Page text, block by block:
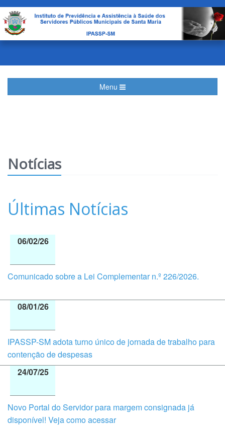
Menu
Notícias
Últimas Notícias
06/02/26
Comunicado sobre a Lei Complementar n.º 226/2026.
08/01/26
IPASSP-SM adota turno único de jornada de trabalho para
contenção de despesas
24/07/25
Novo Portal do Servidor para margem consignada já
disponível! Veja como acessar